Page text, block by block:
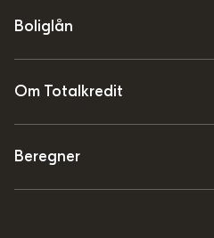
Boliglån
Om Totalkredit
Beregner